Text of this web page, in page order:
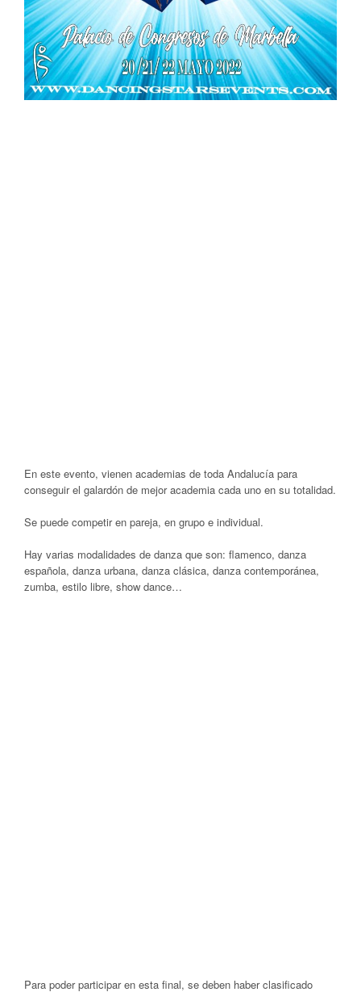
En este evento, vienen academias de toda Andalucía para
conseguir el galardón de mejor academia cada uno en su totalidad.
Se puede competir en pareja, en grupo e individual.
Hay varias modalidades de danza que son: flamenco, danza
española, danza urbana, danza clásica, danza contemporánea,
zumba, estilo libre, show dance…
Para poder participar en esta final, se deben haber clasificado